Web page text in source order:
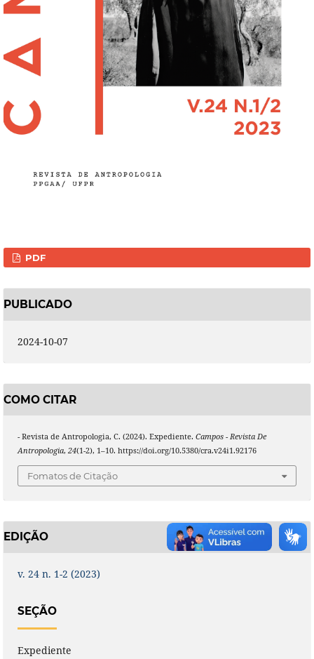
PDF
PUBLICADO
2024-10-07
COMO CITAR
- Revista de Antropologia, C. (2024). Expediente. Campos - Revista De
Antropologia, 24(1-2), 1–10. https://doi.org/10.5380/cra.v24i1.92176
Fomatos de Citação
EDIÇÃO
v. 24 n. 1-2 (2023)
SEÇÃO
Expediente